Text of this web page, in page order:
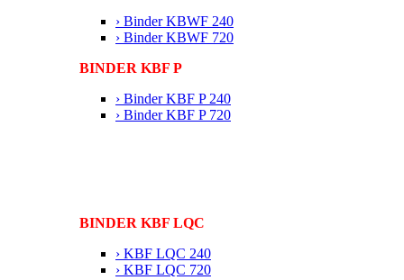
› Binder KBWF 240
› Binder KBWF 720
BINDER KBF P
› Binder KBF P 240
› Binder KBF P 720
BINDER KBF LQC
› KBF LQC 240
› KBF LQC 720